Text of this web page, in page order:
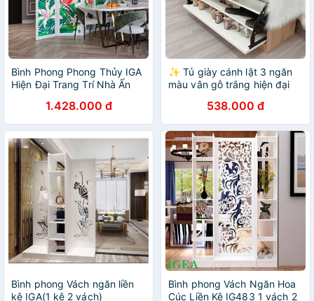
Bình Phong Phong Thủy IGA
Hiện Đại Trang Trí Nhà Ấn
1.428.000 đ
✨ Tủ giày cánh lật 3 ngăn
màu vân gỗ trắng hiện đại
538.000 đ
Bình phong Vách ngăn liền
kệ IGA(1 kệ 2 vách)
Bình phong Vách Ngăn Hoa
Cúc Liền Kệ IG483 1 vách 2